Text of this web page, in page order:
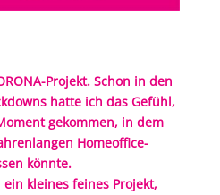
Projekt. Schon in den
hatte ich das Gefühl,
gekommen, in dem
Homeoffice-
könnte.
kleines feines Projekt,